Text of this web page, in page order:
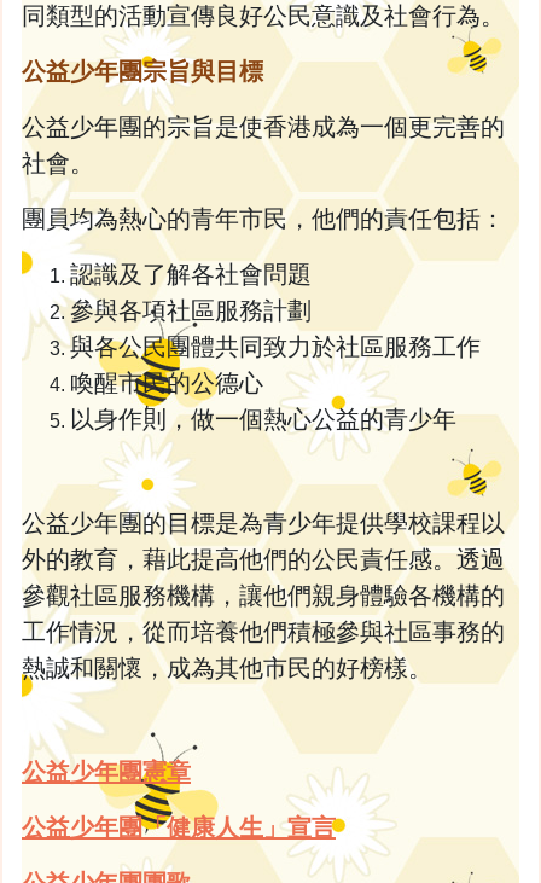
同類型的活動宣傳良好公民意識及社會行為。
公益少年團宗旨與目標
公益少年團的宗旨是使香港成為一個更完善的
社會。
團員均為熱心的青年市民，他們的責任包括：
認識及了解各社會問題
參與各項社區服務計劃
與各公民團體共同致力於社區服務工作
喚醒市民的公德心
以身作則，做一個熱心公益的青少年
公益少年團的目標是為青少年提供學校課程以
外的教育，藉此提高他們的公民責任感。透過
參觀社區服務機構，讓他們親身體驗各機構的
工作情況，從而培養他們積極參與社區事務的
熱誠和關懷，成為其他市民的好榜樣。
公益少年團憲章
公益少年團「健康人生」宣言